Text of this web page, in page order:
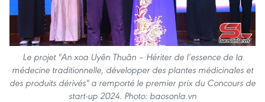
Le projet "An xoa Uyên Thuân – Hériter de l’essence de la
médecine traditionnelle, développer des plantes médicinales et
des produits dérivés" a remporté le premier prix du Concours de
start-up 2024. Photo: baosonla.vn